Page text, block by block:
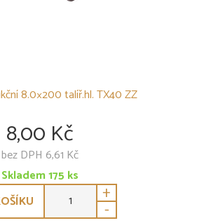
8.0×200 talíř.hl. TX40 ZZ
8,00 Kč
bez DPH 6,61 Kč
Skladem175 ks
+
-